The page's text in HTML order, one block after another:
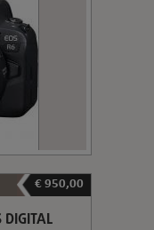
€ 950,00
DIGITAL